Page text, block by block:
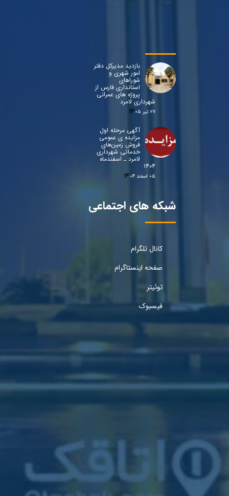
بازدید مدیرکل دفتر
امور شهری و
شوراهای
استانداری فارس از
پروژه های عمرانی
شهرداری لامرد
۲۷ تیر ۰۵
آگهی مرحله اول
مزایده ی عمومی
فروش زمین‌های
خدماتی شهرداری
لامرد ـ اسفندماه
۱۴۰۴
۰۵ اسفند ۰۴
شبکه های اجتماعی
کانال تلگرام
صفحه اینستاگرام
توئیتر
فیسبوک